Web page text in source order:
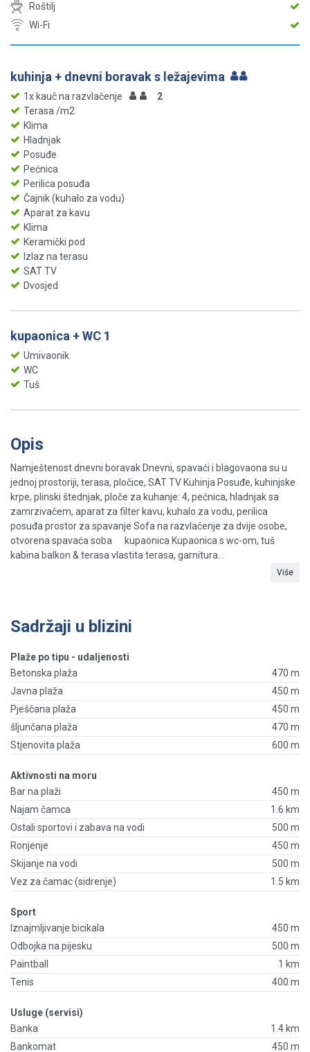
Roštilj
Wi-Fi
kuhinja + dnevni boravak s ležajevima
1x kauč na razvlačenje
2
Terasa /m2
Klima
Hladnjak
Posuđe
Pećnica
Perilica posuđa
Čajnik (kuhalo za vodu)
Aparat za kavu
Klima
Keramički pod
Izlaz na terasu
SAT TV
Dvosjed
kupaonica + WC 1
Umivaonik
WC
Tuš
Opis
Namještenost dnevni boravak Dnevni, spavaći i blagovaona su u
jednoj prostoriji, terasa, pločice, SAT TV Kuhinja Posuđe, kuhinjske
krpe, plinski štednjak, ploče za kuhanje: 4, pećnica, hladnjak sa
zamrzivačem, aparat za filter kavu, kuhalo za vodu, perilica
posuđa prostor za spavanje Sofa na razvlačenje za dvije osobe,
otvorena spavaća soba kupaonica Kupaonica s wc-om, tuš
kabina balkon & terasa vlastita terasa, garnitura...
Više
Sadržaji u blizini
Plaže po tipu - udaljenosti
Betonska plaža
470 m
Javna plaža
450 m
Pješčana plaža
450 m
šljunčana plaža
470 m
Stjenovita plaža
600 m
Aktivnosti na moru
Bar na plaži
450 m
Najam čamca
1.6 km
Ostali sportovi i zabava na vodi
500 m
Ronjenje
450 m
Skijanje na vodi
500 m
Vez za čamac (sidrenje)
1.5 km
Sport
Iznajmljivanje bicikala
450 m
Odbojka na pijesku
500 m
Paintball
1 km
Tenis
400 m
Usluge (servisi)
Banka
1.4 km
Bankomat
450 m